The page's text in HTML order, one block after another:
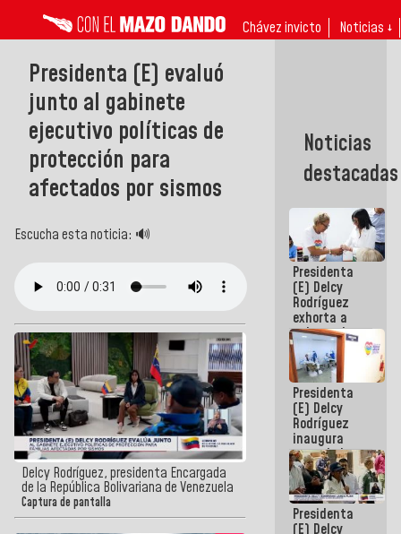
Chávez invicto Noticias ↓
Presidenta (E) evaluó
junto al gabinete
ejecutivo políticas de
protección para
afectados por sismos
Escucha esta noticia: 🔊
Delcy Rodríguez, presidenta Encargada
de la República Bolivariana de Venezuela
Captura de pantalla
Noticias
destacadas
Presidenta
(E) Delcy
Rodríguez
exhorta a
gobernadores
y alcaldes a
edificar
casas para
abuelos
Presidenta
(E) Delcy
Rodríguez
inaugura
casa de los
Abuelos
Primavera
en Caracas
Presidenta
(E) Delcy